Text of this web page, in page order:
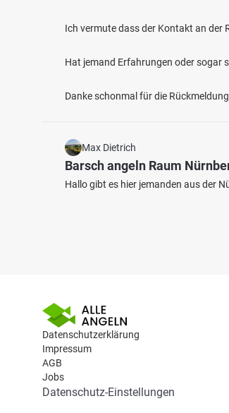
Ich vermute dass der Kontakt an der
Hat jemand Erfahrungen oder sogar
Danke schonmal für die
Max Dietrich
Barsch angeln Raum
Hallo gibt es hier jemanden aus der
Datenschutzerklärung
Impressum
AGB
Jobs
Datenschutz-Einstellungen